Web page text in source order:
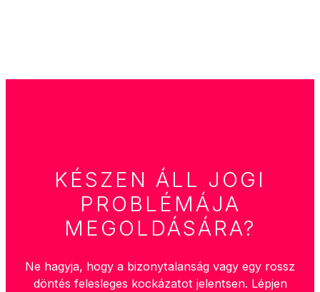
KÉSZEN ÁLL JOGI
PROBLÉMÁJA
MEGOLDÁSÁRA?
Ne hagyja, hogy a bizonytalanság vagy egy rossz
döntés felesleges kockázatot jelentsen. Lépjen